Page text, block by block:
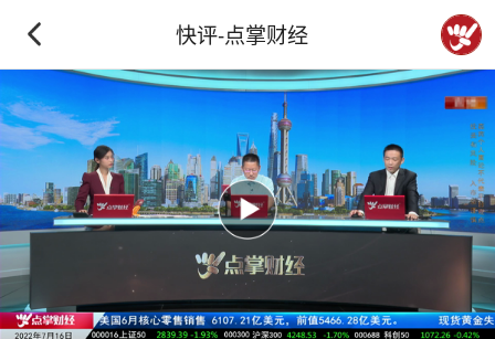
快评-点掌财经